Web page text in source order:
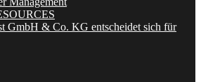
GmbH & Co. KG entscheidet sich für